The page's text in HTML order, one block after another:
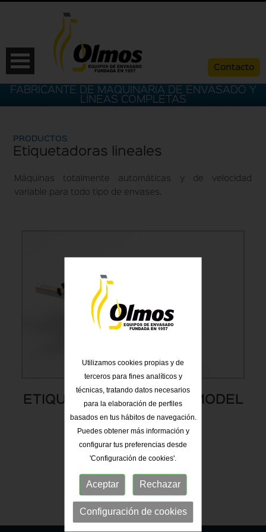
Contacto
FABRICANTE DE MAQUINARIA DE ENVASADO Y
LÍNEAS COMPLETAS
PRODUCTOS
Etiquetadoras lineales
Máquinas totalmente automáticas y de velocidad
variable para todo tipo de envases.
ETIQUETADORA LINEAL MODEL
EL-200
Utilizamos cookies propias y de
terceros para fines analíticos y
técnicas, tratando datos necesarios
para la elaboración de perfiles
basados en tus hábitos de navegación.
Puedes obtener más información y
configurar tus preferencias desde
'Configuración de cookies'.
Aceptar Rechazar
Configuración de cookies